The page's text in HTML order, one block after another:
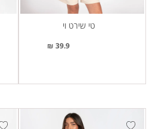
טי שירט וי
39.9 ₪